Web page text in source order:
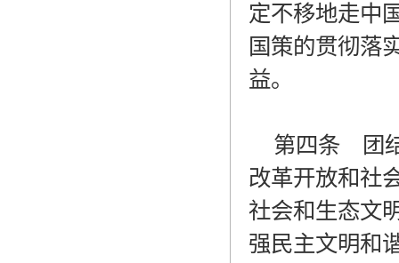
定不移地走中
国策的贯彻落
益。
第四条 团
改革开放和社
社会和生态文
强民主文明和